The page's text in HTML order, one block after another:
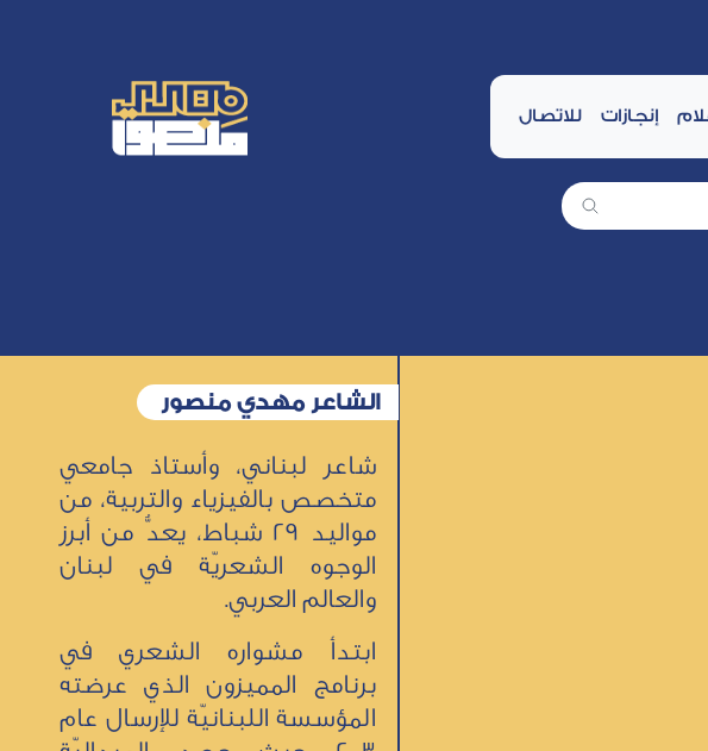
إنجازات للاتصال
الشاعر مهدي منصور
شاعر لبناني، وأستاذ جامعي
متخصص بالفيزياء والتربية، من
مواليد 29 شباط، يعدُّ من أبرز
الوجوه الشعريّة في لبنان
والعالم العربي.
ابتدأ مشواره الشعري في
برنامج المميزون الذي عرضته
المؤسسة اللبنانيّة للإرسال عام